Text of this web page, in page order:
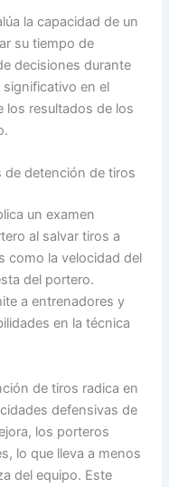
la capacidad de un
su tiempo de
decisiones durante
en el
los resultados de los
de detención de tiros
un examen
al salvar tiros a
como la velocidad del
del portero.
a entrenadores y
en la técnica
de tiros radica en
defensivas de
los porteros
lo que lleva a menos
del equipo. Este